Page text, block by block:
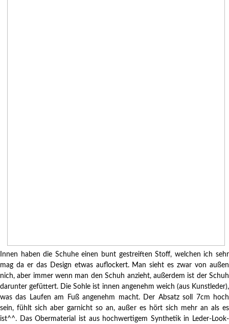
Innen haben die Schuhe einen bunt gestreiften Stoff, welchen ich sehr
mag da er das Design etwas auflockert. Man sieht es zwar von außen
nich, aber immer wenn man den Schuh anzieht, außerdem ist der Schuh
darunter gefüttert. Die Sohle ist innen angenehm weich (aus Kunstleder),
was das Laufen am Fuß angenehm macht. Der Absatz soll 7cm hoch
sein, fühlt sich aber garnicht so an, außer es hört sich mehr an als es
ist^^. Das Obermaterial ist aus hochwertigem Synthetik in Leder-Look-